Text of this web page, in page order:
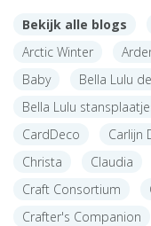
Bekijk alle blogs
Arctic Winter
Baby
Bella Lulu
Bella Lulu
CardDeco
Carlijn
Christa
Claudia
Craft Consortium
Crafter's Companion